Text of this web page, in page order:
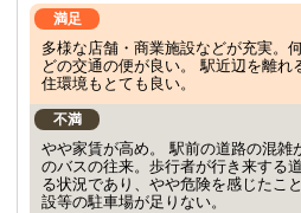
満足
多様な店舗・商業施設などが充実。
どの交通の便が良い。 駅近辺を離れ
住環境もとても良い。
不満
やや家賃が高め。 駅前の道路の混雑
のバスの往来。歩行者が行き来する
る状況であり、やや危険を感じたこ
設等の駐車場が足りない。